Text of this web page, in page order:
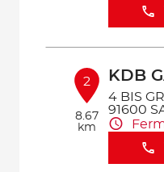
2
8.67
km
KDB
4 BIS
91600